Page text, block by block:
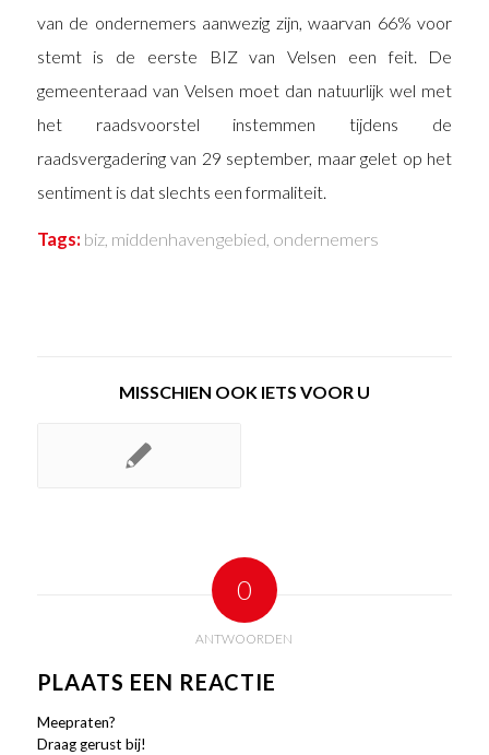
van de ondernemers aanwezig zijn, waarvan 66% voor
stemt is de eerste BIZ van Velsen een feit. De
gemeenteraad van Velsen moet dan natuurlijk wel met
het raadsvoorstel instemmen tijdens de
raadsvergadering van 29 september, maar gelet op het
sentiment is dat slechts een formaliteit.
Tags: biz, middenhavengebied, ondernemers
MISSCHIEN OOK IETS VOOR U
0
ANTWOORDEN
PLAATS EEN REACTIE
Meepraten?
Draag gerust bij!